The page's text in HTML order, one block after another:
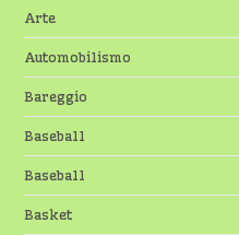
Arte
Automobilismo
Bareggio
Baseball
Baseball
Basket